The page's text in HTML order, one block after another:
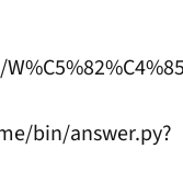
bin/answer.py?